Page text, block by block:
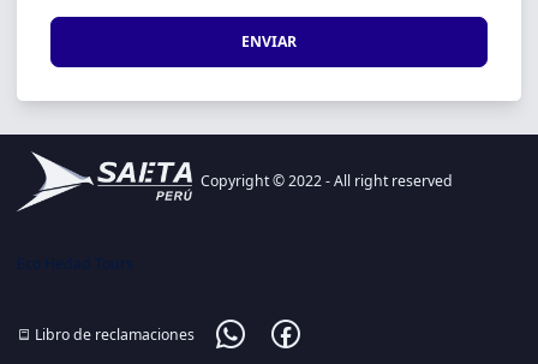
ENVIAR
Copyright © 2022 - All right reserved
Libro de reclamaciones